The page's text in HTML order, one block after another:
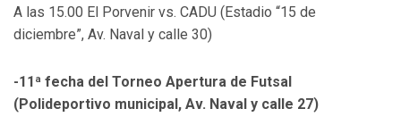
A las 15.00 El Porvenir vs. CADU (Estadio “15 de
diciembre”, Av. Naval y calle 30)
-11ª fecha del Torneo Apertura de Futsal
(Polideportivo municipal, Av. Naval y calle 27)